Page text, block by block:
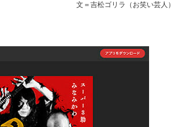
文＝ 吉松ゴリラ（お笑い芸人）